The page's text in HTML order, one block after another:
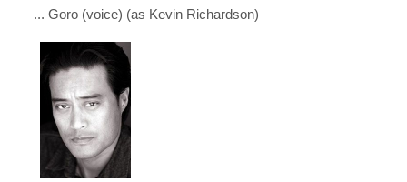
... Goro (voice) (as Kevin Richardson)